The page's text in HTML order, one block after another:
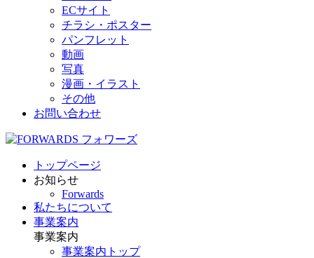
ECサイト
チラシ・ポスター
パンフレット
動画
写真
漫画・イラスト
その他
お問い合わせ
トップページ
お知らせ
Forwards
私たちについて
事業案内
事業案内
事業案内トップ